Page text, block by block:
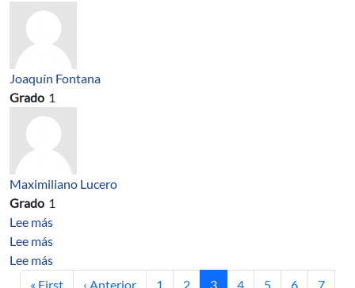
Joaquín Fontana
Grado 1
Maximiliano Lucero
Grado 1
Lee mássobre Cycles of links and fixed points for orientation
Lee mássobre Handel’s fixed point theorem revisited.
Lee mássobre A classification of minimal sets for surface
Primera página
« First Página anterior
‹ Anterior Página
1 Página
2 Página actual
3 Página
4 Página
5 Página
6 Página
7